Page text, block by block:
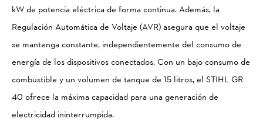
kW de potencia eléctrica de forma continua. Además, la
Regulación Automática de Voltaje (AVR) asegura que el voltaje
se mantenga constante, independientemente del consumo de
energía de los dispositivos conectados. Con un bajo consumo de
combustible y un volumen de tanque de 15 litros, el STIHL GR
40 ofrece la máxima capacidad para una generación de
electricidad ininterrumpida.